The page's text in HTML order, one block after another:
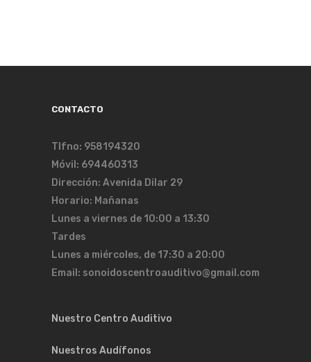
CONTACTO
Tlfno: 958194320
Móvil: 694460313
Dirección: Avenida Dilar 29
Horario: Mañanas
Lunes a viernes de 10:00 a 13:30
Tardes
Lunes a miércoles, de 17:30 a 20:00
Email: sonoidoscentroauditivo@gmail.com
Nuestro Centro Auditivo
Nuestros Audífonos